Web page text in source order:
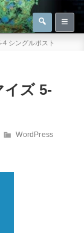
検
索:
検
索
シングルポスト
ズ 5-
カ
WordPress